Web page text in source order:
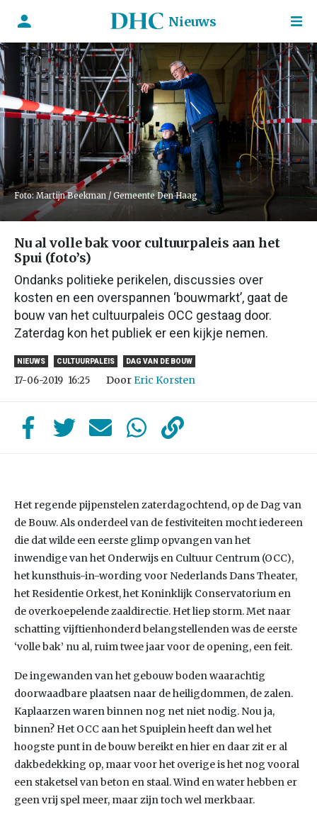
Nieuws
Foto: Martijn Beekman / Gemeente Den Haag
Nu al volle bak voor cultuurpaleis aan het
Spui (foto’s)
Ondanks politieke perikelen, discussies over
kosten en een overspannen ‘bouwmarkt’, gaat de
bouw van het cultuurpaleis OCC gestaag door.
Zaterdag kon het publiek er een kijkje nemen.
NIEUWS CULTUURPALEIS DAG VAN DE BOUW
17-06-2019 16:25 DoorEric Korsten
Het regende pijpenstelen zaterdagochtend, op de Dag van
de Bouw. Als onderdeel van de festiviteiten mocht iedereen
die dat wilde een eerste glimp opvangen van het
inwendige van het Onderwijs en Cultuur Centrum (OCC),
het kunsthuis-in-wording voor Nederlands Dans Theater,
het Residentie Orkest, het Koninklijk Conservatorium en
de overkoepelende zaaldirectie. Het liep storm. Met naar
schatting vijftienhonderd belangstellenden was de eerste
‘volle bak’ nu al, ruim twee jaar voor de opening, een feit.
De ingewanden van het gebouw boden waarachtig
doorwaadbare plaatsen naar de heiligdommen, de zalen.
Kaplaarzen waren binnen nog net niet nodig. Nou ja,
binnen? Het OCC aan het Spuiplein heeft dan wel het
hoogste punt in de bouw bereikt en hier en daar zit er al
dakbedekking op, maar voor het overige is het nog vooral
een staketsel van beton en staal. Wind en water hebben er
geen vrij spel meer, maar zijn toch wel merkbaar.